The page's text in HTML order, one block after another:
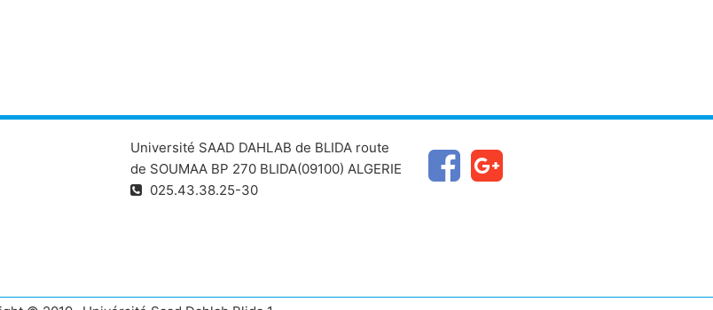
Université SAAD DAHLAB de BLIDA route
de SOUMAA BP 270 BLIDA(09100) ALGERIE
025.43.38.25-30